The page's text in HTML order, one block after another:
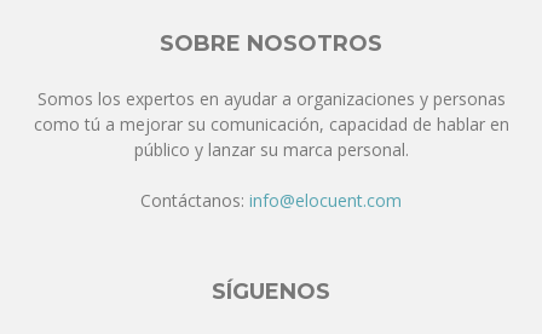
SOBRE NOSOTROS
Somos los expertos en ayudar a organizaciones y personas
como tú a mejorar su comunicación, capacidad de hablar en
público y lanzar su marca personal.
Contáctanos: info@elocuent.com
SÍGUENOS